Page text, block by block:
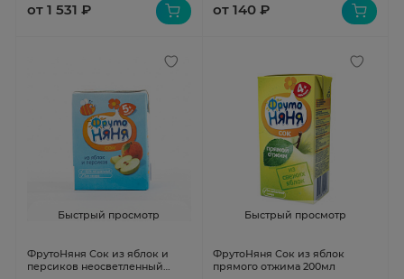
от 1 531 ₽ от 140 ₽
Быстрый просмотр
ФрутоНяня Сок из яблок и
персиков неосветленный
Быстрый просмотр
ФрутоНяня Сок из яблок
прямого отжима 200мл